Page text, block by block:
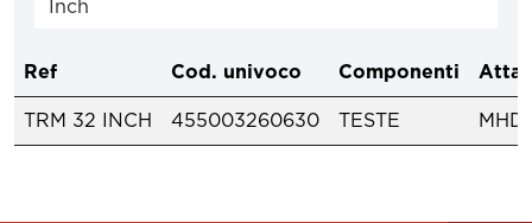
Ref Cod. univoco Componenti
TRM 32 INCH 455003260630 TESTE